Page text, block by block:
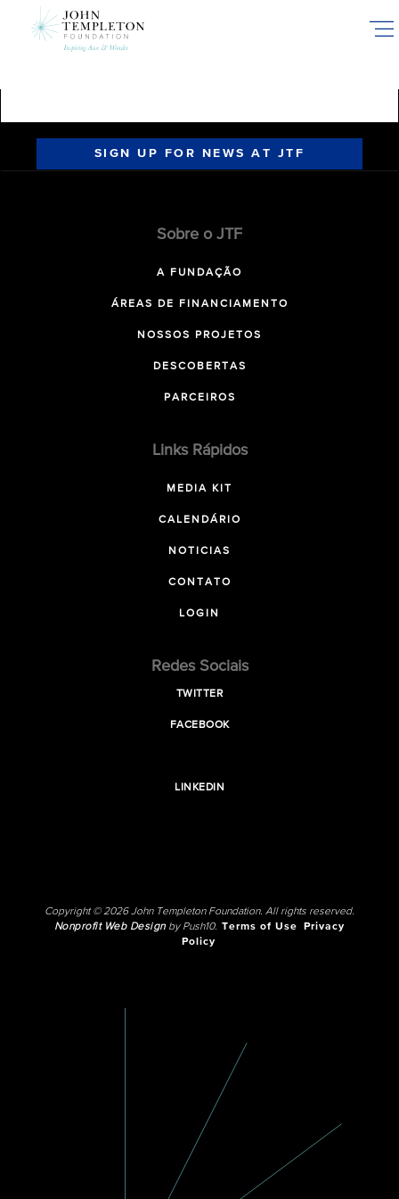
SIGN UP FOR NEWS AT JTF
Sobre o JTF
A FUNDAÇÃO
ÁREAS DE FINANCIAMENTO
NOSSOS PROJETOS
DESCOBERTAS
PARCEIROS
Links Rápidos
MEDIA KIT
CALENDÁRIO
NOTICIAS
CONTATO
LOGIN
Redes Sociais
TWITTER
FACEBOOK
LINKEDIN
Copyright © 2026 John Templeton Foundation. All rights reserved.
Nonprofit Web Designby Push10. Terms of Use
Privacy
Policy